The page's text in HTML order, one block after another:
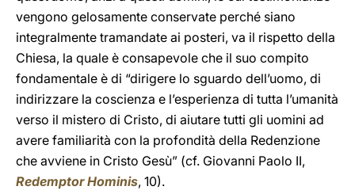
vengono gelosamente conservate perché siano
integralmente tramandate ai posteri, va il rispetto della
Chiesa, la quale è consapevole che il suo compito
fondamentale è di “dirigere lo sguardo dell’uomo, di
indirizzare la coscienza e l’esperienza di tutta l’umanità
verso il mistero di Cristo, di aiutare tutti gli uomini ad
avere familiarità con la profondità della Redenzione
che avviene in Cristo Gesù” (cf. Giovanni Paolo II,
Redemptor Hominis, 10).